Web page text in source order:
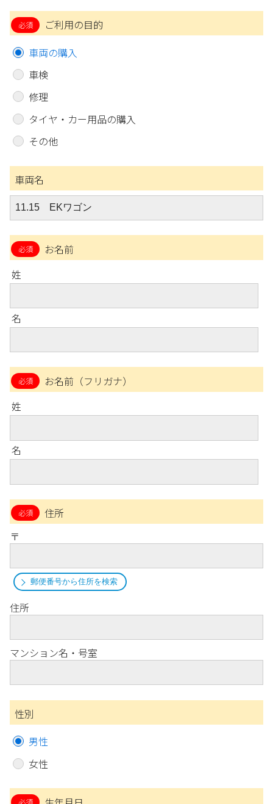
ご利用の目的
車両の購入
車検
修理
タイヤ・カー用品の購入
その他
車両名
お名前
姓
名
お名前（フリガナ）
姓
名
住所
〒
郵便番号から住所を検索
住所
マンション名・号室
性別
男性
女性